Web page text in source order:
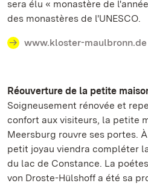
sera élu « monastère de
des monastères de l'UNESCO.
www.kloster-maulbronn.de
Réouverture de la petite
Soigneusement rénovée et
confort aux visiteurs, la petite
Meersburg rouvre ses portes.
petit joyau viendra compléter
du lac de Constance. La
von Droste-Hülshoff a été sa